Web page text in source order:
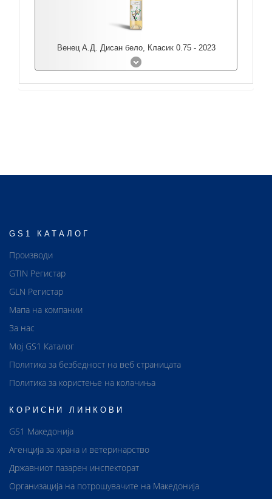
Венец А.Д. Дисан бело, Класик 0.75 - 2023
GS1 КАТАЛОГ
Производи
GTIN Регистар
GLN Регистар
Мапа на компании
За нас
Мој GS1 Каталог
Политика за безбедност на веб страницата
Политика за користење на колачиња
КОРИСНИ ЛИНКОВИ
GS1 Македонија
Агенција за храна и ветеринарство
Државниот пазарен инспекторат
Организација на потрошувачите на Македонија